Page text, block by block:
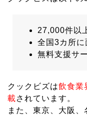
27,000件以
全国3カ所に
無料支援サ
クックビズは飲食業
載されています。
また、東京、大阪